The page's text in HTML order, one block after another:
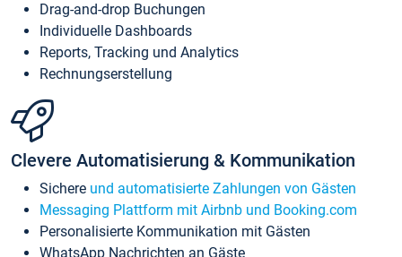
Drag-and-drop Buchungen
Individuelle Dashboards
Reports, Tracking und Analytics
Rechnungserstellung
Clevere Automatisierung & Kommunikation
Sichere und automatisierte Zahlungen von Gästen
Messaging Plattform mit Airbnb und Booking.com
Personalisierte Kommunikation mit Gästen
WhatsApp Nachrichten an Gäste